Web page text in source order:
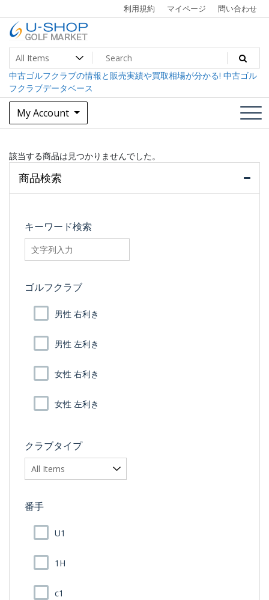
to
content
利用規約 マイページ 問い合わせ
U-SHOP Golf Market dev
中古ゴルフクラブ最大級！U-SHOPゴルフマーケット
中古ゴルフクラブの情報と販売実績や買取相場が分かる! 中古ゴル
フクラブデータベース
My Account
該当する商品は見つかりませんでした。
商品検索
キーワード検索
searchfilter_pro
ゴルフクラブ
男性 右利き
男性 左利き
女性 右利き
女性 左利き
クラブタイプ
番手
U1
1H
c1